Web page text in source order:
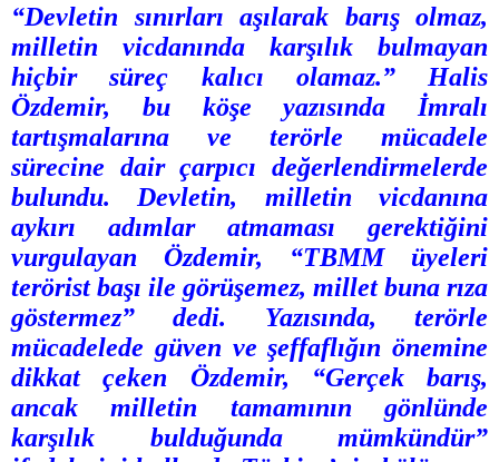
“Devletin sınırları aşılarak barış olmaz,
milletin vicdanında karşılık bulmayan
hiçbir süreç kalıcı olamaz.” Halis
Özdemir, bu köşe yazısında İmralı
tartışmalarına ve terörle mücadele
sürecine dair çarpıcı değerlendirmelerde
bulundu. Devletin, milletin vicdanına
aykırı adımlar atmaması gerektiğini
vurgulayan Özdemir, “TBMM üyeleri
terörist başı ile görüşemez, millet buna rıza
göstermez” dedi. Yazısında, terörle
mücadelede güven ve şeffaflığın önemine
dikkat çeken Özdemir, “Gerçek barış,
ancak milletin tamamının gönlünde
karşılık bulduğunda mümkündür”